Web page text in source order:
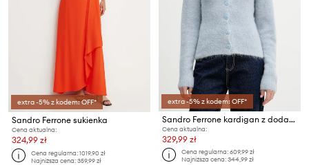
extra -5% z kodem: OFF*
Sandro Ferrone sukienka
Cena aktualna:
324,99 zł
Cena regularna:1019,90 zł
Najniższa cena:359,99 zł
extra -5% z kodem: OFF*
Sandro Ferrone kardigan z dodatkiem alpaki
Cena aktualna:
329,99 zł
Cena regularna:609,99 zł
Najniższa cena:344,99 zł